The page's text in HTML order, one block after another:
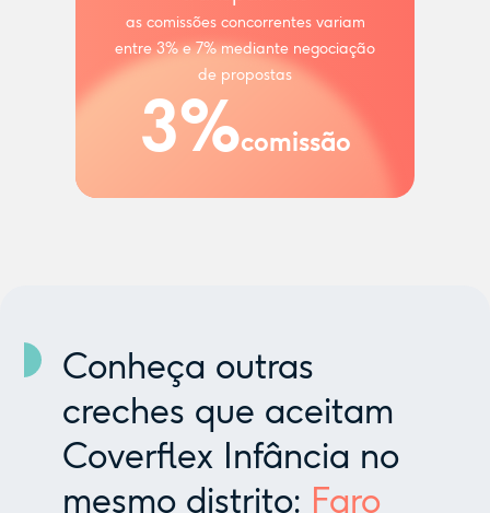
as comissões concorrentes variam
entre 3% e 7% mediante negociação
de propostas
3%comissão
Conheça outras
creches que aceitam
Coverflex Infância no
mesmo distrito: Faro